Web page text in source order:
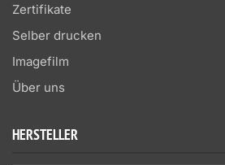
Zertifikate
Selber drucken
Imagefilm
Über uns
HERSTELLER